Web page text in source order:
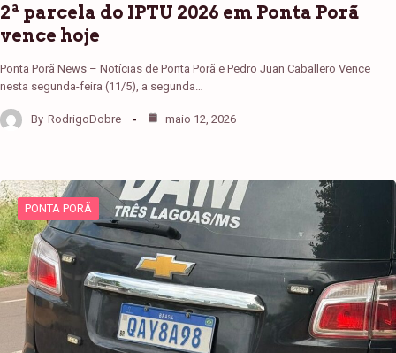
2ª parcela do IPTU 2026 em Ponta Porã
vence hoje
Ponta Porã News – Notícias de Ponta Porã e Pedro Juan Caballero Vence
nesta segunda-feira (11/5), a segunda…
By RodrigoDobre maio 12, 2026
PONTA PORÃ